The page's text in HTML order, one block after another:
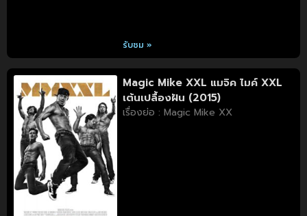
รับชม »
Magic Mike XXL แมจิค ไมค์ XXL
เต้นเปลื้องฝัน (2015)
เรื่องย่อ : Magic Mike XX